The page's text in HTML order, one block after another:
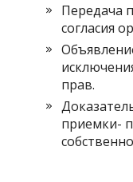
Передача
согласия
прав.
приемки-